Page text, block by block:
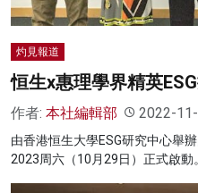
灼見報道
恒生x惠理學界精英
作者: 本社編輯部 2022-
由香港恒生大學ESG研究中心舉
2023周六（10月29日）正式啟動。